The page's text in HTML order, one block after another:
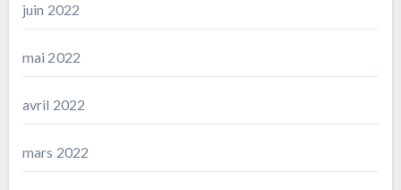
juin 2022
mai 2022
avril 2022
mars 2022